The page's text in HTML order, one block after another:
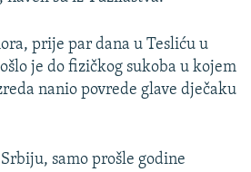
prije par dana u Tesliću u
je do fizičkog sukoba u kojem
nanio povrede glave dječaku
samo prošle godine